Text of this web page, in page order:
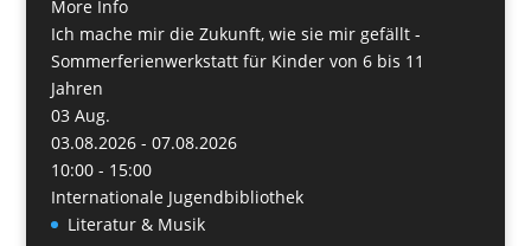
More Info
Ich mache mir die Zukunft, wie sie mir gefällt -
Sommerferienwerkstatt für Kinder von 6 bis 11
Jahren
03 Aug.
03.08.2026 - 07.08.2026
10:00 - 15:00
Internationale Jugendbibliothek
Literatur & Musik